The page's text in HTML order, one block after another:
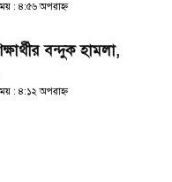
: ৪:৫৬ অপরাহ্ণ
বন্দুক হামলা,
: ৪:১২ অপরাহ্ণ